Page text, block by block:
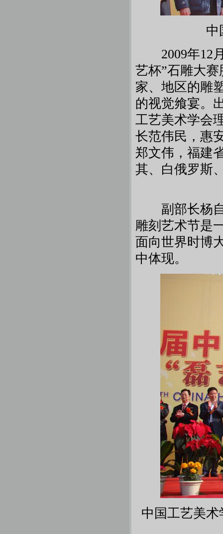
中
2009年12月
艺杯”石雕大
家、地区的雕
的视觉飨宴。
工艺美术学会
长范伟民，惠
郑文伟，福建
其、白俄罗斯
副部长杨自
雕刻艺术节是
面向世界时博
中体现。
中国工艺美